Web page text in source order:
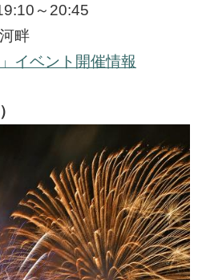
～20:45
畔
イベント開催情報